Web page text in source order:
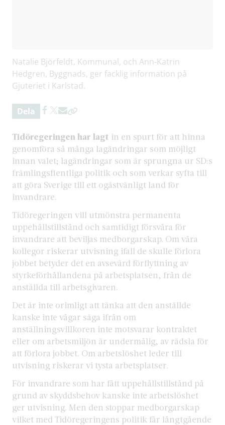
Natalie Björfeldt, Kommunal, och Ann-Katrin
Hedgren, Byggnads, ger facklig information på
Gjuteriet i Karlstad.
Dela
Tidöregeringen har lagt in en spurt för att hinna
genomföra så många lagändringar som möjligt
innan valet; lagändringar som är sprungna ur SD:s
främlingsfientliga politik och som verkar syfta till
att göra Sverige till ett ogästvänligt land för
invandrare.
Tidöregeringen vill utmönstra permanenta
uppehållstillstånd och samtidigt försvåra för
invandrare att beviljas medborgarskap. Om våra
kollegor riskerar utvisning ifall de skulle förlora
jobbet betyder det en avsevärd förflyttning av
styrkeförhållandena på arbetsplatsen, från de
anställda till arbetsgivaren.
Det är inte orimligt att tänka att den anställde
kanske inte vågar säga ifrån om
anställningsvillkoren inte motsvarar kontraktet
eller om arbetsmiljön är undermålig, av rädsla för
att förlora jobbet. Om arbetslöshet leder till
utvisning riskerar vi tysta arbetsplatser.
För invandrare som har fått uppehållstillstånd på
grund av skyddsbehov kanske inte arbetslöshet
ger utvisning. Men den stoppar medborgarskap
vilket med Tidöregeringens politik får långtgående